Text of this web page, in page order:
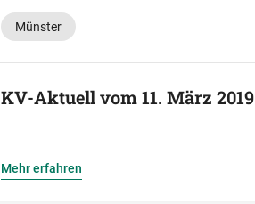
Münster
KV-Aktuell vom 11. März 2019
Mehr erfahren